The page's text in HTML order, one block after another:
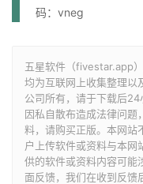
码：vneg
五星软件（fivestar.app
均为互联网上收集整理以
公司所有，请于下载后
因私自散布造成法律问题
料，请购买正版。本网站
户上传软件或资料与本网
供的软件或资料内容可能
面反馈，我们在收到反馈